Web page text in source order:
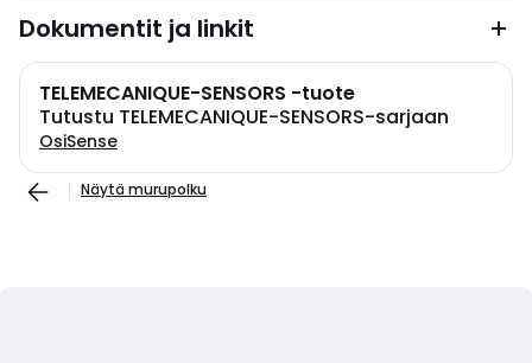
Dokumentit ja linkit
TELEMECANIQUE-SENSORS -tuote
Tutustu TELEMECANIQUE-SENSORS-sarjaan
OsiSense
Näytä murupolku